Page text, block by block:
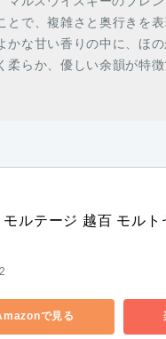
とで、複雑さと奥行きを
かな甘い香りの中に、ほ
らか、優しい余韻が特徴
モルテージ 越百 モル
で見る